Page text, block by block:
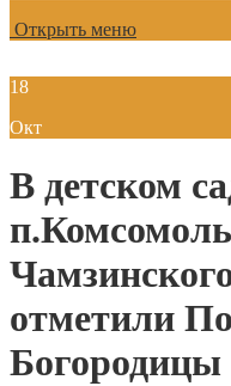
Открыть меню
18
Окт
В детском
отметили
Богородицы